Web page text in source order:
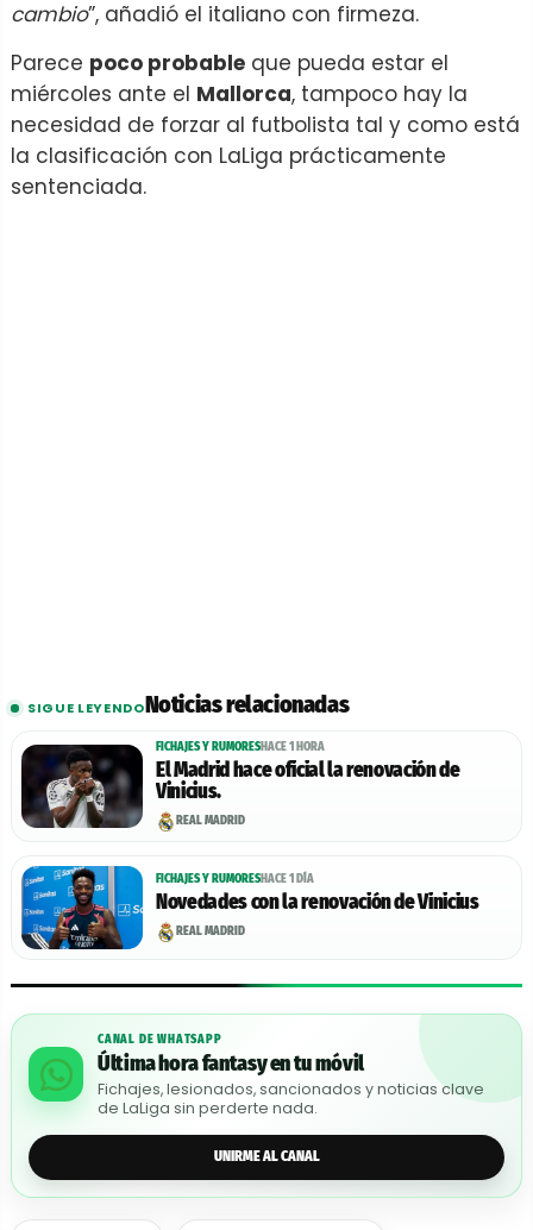
cambio”, añadió el italiano con firmeza.
Parece poco probable que pueda estar el
miércoles ante el Mallorca, tampoco hay la
necesidad de forzar al futbolista tal y como está
la clasificación con LaLiga prácticamente
sentenciada.
SIGUE LEYENDONoticias relacionadas
FICHAJES Y RUMORESHACE 1 HORA
El Madrid hace oficial la renovación de
Vinicius.
REAL MADRID
FICHAJES Y RUMORESHACE 1 DÍA
Novedades con la renovación de Vinicius
REAL MADRID
CANAL DE WHATSAPP
Última hora fantasy en tu móvil
Fichajes, lesionados, sancionados y noticias clave
de LaLiga sin perderte nada.
UNIRME AL CANAL